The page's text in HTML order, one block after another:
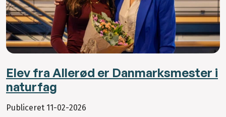
Elev fra Allerød er Danmarksmester i
naturfag
Publiceret 11-02-2026